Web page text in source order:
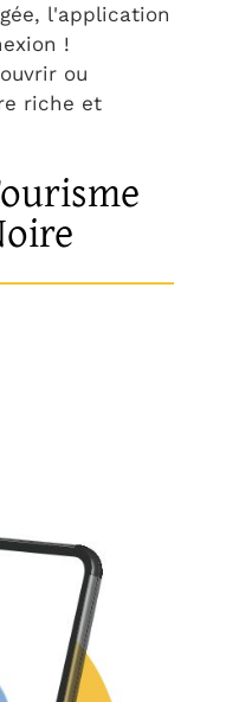
l'application
!
ou
riche et